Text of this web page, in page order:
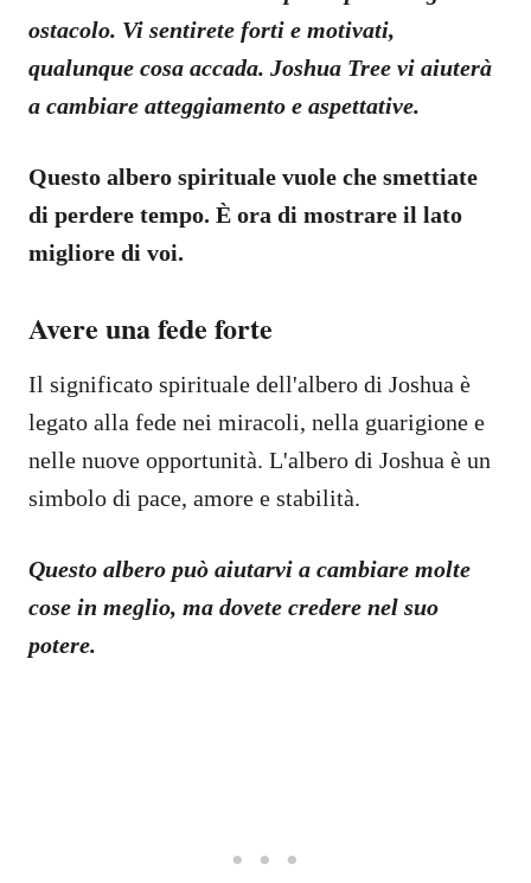
ostacolo. Vi sentirete forti e motivati,
qualunque cosa accada. Joshua Tree vi aiuterà
a cambiare atteggiamento e aspettative.
Questo albero spirituale vuole che smettiate
di perdere tempo. È ora di mostrare il lato
migliore di voi.
Avere una fede forte
Il significato spirituale dell'albero di Joshua è
legato alla fede nei miracoli, nella guarigione e
nelle nuove opportunità. L'albero di Joshua è un
simbolo di pace, amore e stabilità.
Questo albero può aiutarvi a cambiare molte
cose in meglio, ma dovete credere nel suo
potere.